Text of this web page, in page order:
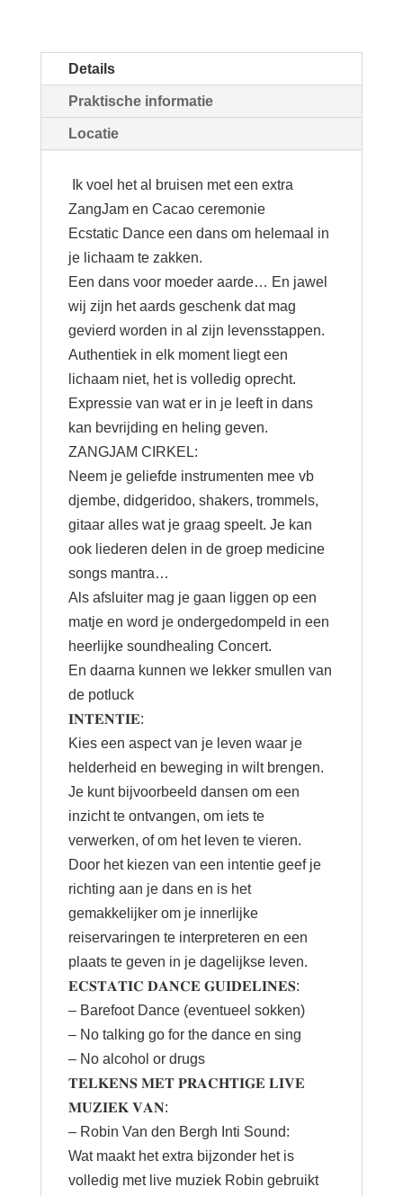
ZangJam
-
Cacao
19/07/2026
aantal
Details
Praktische informatie
Locatie
Ik voel het al bruisen met een extra
ZangJam en Cacao ceremonie
Ecstatic Dance een dans om helemaal in
je lichaam te zakken.
Een dans voor moeder aarde… En jawel
wij zijn het aards geschenk dat mag
gevierd worden in al zijn levensstappen.
Authentiek in elk moment liegt een
lichaam niet, het is volledig oprecht.
Expressie van wat er in je leeft in dans
kan bevrijding en heling geven.
ZANGJAM CIRKEL:
Neem je geliefde instrumenten mee vb
djembe, didgeridoo, shakers, trommels,
gitaar alles wat je graag speelt. Je kan
ook liederen delen in de groep medicine
songs mantra…
Als afsluiter mag je gaan liggen op een
matje en word je ondergedompeld in een
heerlijke soundhealing Concert.
En daarna kunnen we lekker smullen van
de potluck
𝐈𝐍𝐓𝐄𝐍𝐓𝐈𝐄:
Kies een aspect van je leven waar je
helderheid en beweging in wilt brengen.
Je kunt bijvoorbeeld dansen om een
inzicht te ontvangen, om iets te
verwerken, of om het leven te vieren.
Door het kiezen van een intentie geef je
richting aan je dans en is het
gemakkelijker om je innerlijke
reiservaringen te interpreteren en een
plaats te geven in je dagelijkse leven.
𝐄𝐂𝐒𝐓𝐀𝐓𝐈𝐂 𝐃𝐀𝐍𝐂𝐄 𝐆𝐔𝐈𝐃𝐄𝐋𝐈𝐍𝐄𝐒:
– Barefoot Dance (eventueel sokken)
– No talking go for the dance en sing
– No alcohol or drugs
𝐓𝐄𝐋𝐊𝐄𝐍𝐒 𝐌𝐄𝐓 𝐏𝐑𝐀𝐂𝐇𝐓𝐈𝐆𝐄 𝐋𝐈𝐕𝐄
𝐌𝐔𝐙𝐈𝐄𝐊 𝐕𝐀𝐍:
– Robin Van den Bergh Inti Sound:
Wat maakt het extra bijzonder het is
volledig met live muziek Robin gebruikt